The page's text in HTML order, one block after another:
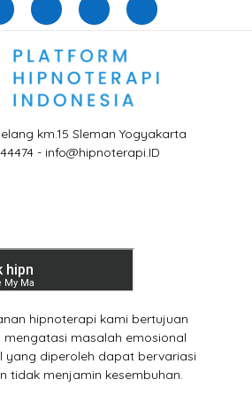
km.15 Sleman Yogyakarta
- info@hipnoterapi.ID
hipnoterapi kami bertujuan
mengatasi masalah emosional
yang diperoleh dapat bervariasi
tidak menjamin kesembuhan.